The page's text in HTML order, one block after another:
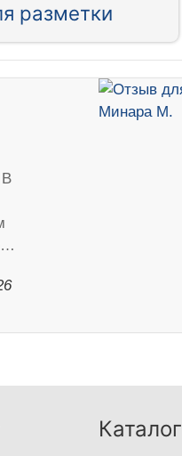
разметки
В
Каталог